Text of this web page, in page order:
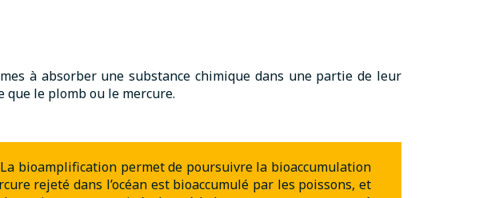
à absorber une substance chimique dans une partie de leur
que le plomb ou le mercure.
bioamplification permet de poursuivre la bioaccumulation
rejeté dans l’océan est bioaccumulé par les poissons, et